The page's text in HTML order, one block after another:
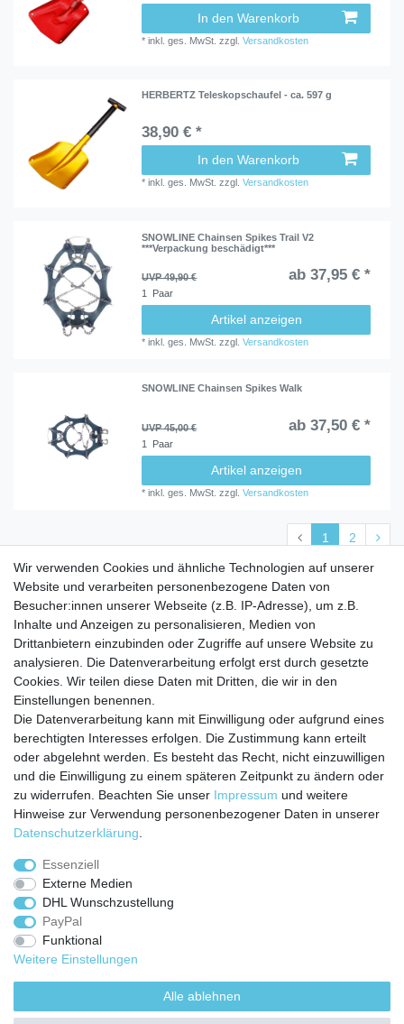
In den Warenkorb
*inkl. ges. MwSt. zzgl.Versandkosten
HERBERTZ Teleskopschaufel - ca. 597 g
38,90 € *
In den Warenkorb
*inkl. ges. MwSt. zzgl.Versandkosten
SNOWLINE Chainsen Spikes Trail V2
***Verpackung beschädigt***
UVP 49,90 € ab 37,95 € *
1 Paar
Artikel anzeigen
*inkl. ges. MwSt. zzgl.Versandkosten
SNOWLINE Chainsen Spikes Walk
UVP 45,00 € ab 37,50 € *
1 Paar
Artikel anzeigen
*inkl. ges. MwSt. zzgl.Versandkosten
1 2
Wir verwenden Cookies und ähnliche Technologien auf unserer
Website und verarbeiten personenbezogene Daten von
Besucher:innen unserer Webseite (z.B. IP-Adresse), um z.B.
Inhalte und Anzeigen zu personalisieren, Medien von
Drittanbietern einzubinden oder Zugriffe auf unsere Website zu
analysieren. Die Datenverarbeitung erfolgt erst durch gesetzte
Cookies. Wir teilen diese Daten mit Dritten, die wir in den
Einstellungen benennen.
Die Datenverarbeitung kann mit Einwilligung oder aufgrund eines
berechtigten Interesses erfolgen. Die Zustimmung kann erteilt
oder abgelehnt werden. Es besteht das Recht, nicht einzuwilligen
und die Einwilligung zu einem späteren Zeitpunkt zu ändern oder
zu widerrufen. Beachten Sie unser Impressum und weitere
Hinweise zur Verwendung personenbezogener Daten in unserer
Daten­schutz­erklärung
Essenziell
Externe Medien
DHL Wunschzustellung
PayPal
Funktional
Weitere Einstellungen
Alle ablehnen
Service
Zahlungarten
Versandkosten
Batterierücknahmeverordnung
Kostenloser Newsletter
E-MAIL **
Newsletter
Honig
Daten­schutz­erklärung
Einwilligung kann ich jederzeit widerrufen.**
Impressum